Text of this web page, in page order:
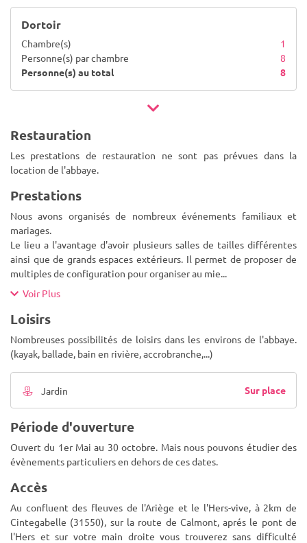
Dortoir
Chambre(s)
1
Personne(s) par chambre
8
Personne(s) au total
8
Restauration
Les prestations de restauration ne sont pas prévues dans la
location de l'abbaye.
Prestations
Nous avons organisés de nombreux événements familiaux et
mariages.
Le lieu a l'avantage d'avoir plusieurs salles de tailles différentes
ainsi que de grands espaces extérieurs. Il permet de proposer de
multiples de configuration pour organiser au mie...
Voir Plus
Loisirs
Nombreuses possibilités de loisirs dans les environs de l'abbaye.
(kayak, ballade, bain en rivière, accrobranche,...)
Jardin Sur place
Période d'ouverture
Ouvert du 1er Mai au 30 octobre. Mais nous pouvons étudier des
évènements particuliers en dehors de ces dates.
Accès
Au confluent des fleuves de l'Ariège et le l'Hers-vive, à 2km de
Cintegabelle (31550), sur la route de Calmont, aprés le pont de
l'Hers et sur votre main droite vous trouverez sans difficulté